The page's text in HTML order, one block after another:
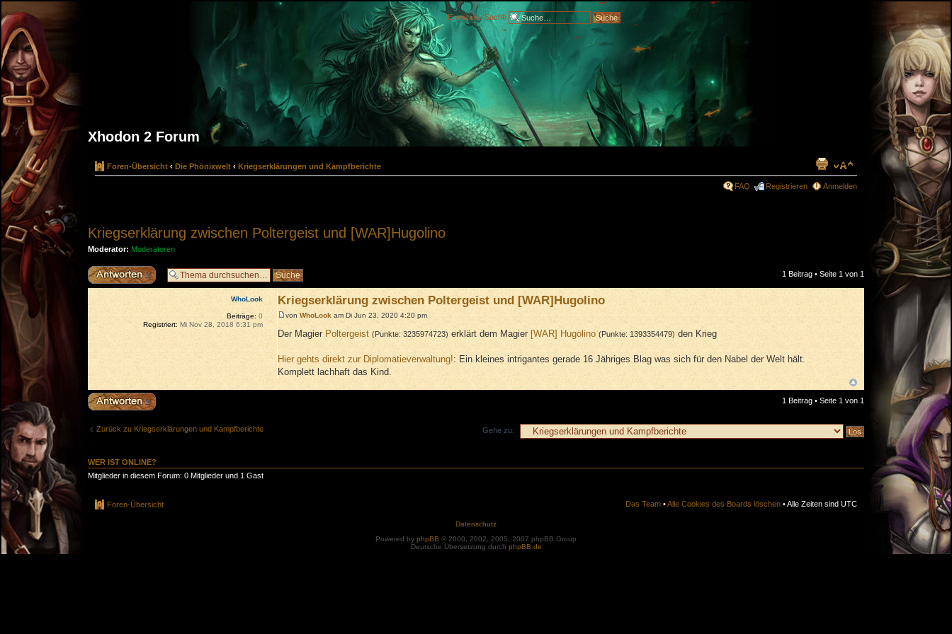
Erweiterte Suche
Xhodon 2 Forum
Foren-Übersicht ‹ Die Phönixwelt ‹ Kriegserklärungen und Kampfberichte
FAQ Registrieren Anmelden
Kriegserklärung zwischen Poltergeist und [WAR]Hugolino
Moderator: Moderatoren
Antwort erstellen 1 Beitrag • Seite 1 von 1
Kriegserklärung zwischen Poltergeist und [WAR]Hugolino
vonWhoLook am Di Jun 23, 2020 4:20 pm
Der Magier Poltergeist (Punkte: 3235974723) erklärt dem Magier[WAR] Hugolino (Punkte: 1393354479) den Krieg
Hier gehts direkt zur Diplomatieverwaltung!: Ein kleines intrigantes gerade 16 Jähriges Blag was sich für den Nabel der Welt hält.
Komplett lachhaft das Kind.
WhoLook
Beiträge: 0
Registriert: Mi Nov 28, 2018 6:31 pm
Antwort erstellen 1 Beitrag • Seite 1 von 1
Zurück zu Kriegserklärungen und Kampfberichte Gehe zu:
WER IST ONLINE?
Mitglieder in diesem Forum: 0 Mitglieder und 1 Gast
Foren-Übersicht Das Team •Alle Cookies des Boards löschen • Alle Zeiten sind UTC
Datenschutz
Powered by phpBB © 2000, 2002, 2005, 2007 phpBB Group
Deutsche Übersetzung durch phpBB.de